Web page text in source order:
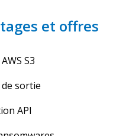
et offres
S3
sortie
API